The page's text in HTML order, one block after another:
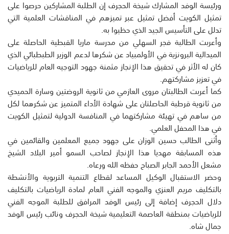
ورئيسة الوفد المشارك شيخة الحجرف إن الطلبة المشاركين حرصوا على
تمثيل الكويت أفضل تمثيل عبر تميزهم في المناقشات العلمية التي
تدلل على التأسيس الجيد الذي حظيوا به.
وأعربت الطالبة فجر السهلي من مدرسة ماريا القبطية الحاصلة على
الميدالية البرونزية في الأولمبياد عن شكرها لدعم الوزير الطبطبائي الذي
كان له الأثر في تحقيق هذا الإنجاز مثمنة جهود التوجيه العام للرياضيات
في تعزيز مشاركتهم.
كما أعربت الطالبتان مروى العازمي من ثانوية الروضتين وسارة الحميدي
من ثانوية قرطبة الحاصلتان على شهادة الأداء المتميز عن شكرهما لكل
من ساهم في تهيئة مشاركتهما في المنافسة الدولية لتمثيل الكويت
في هذا المحفل العلمي.
وأثنى الطالب حسين الوزان على جهود جميع المعلمين والقائمين في
هذه المسابقة مهديا هذا الإنجاز لصاحب السمو أمير البلاد الشيخ
مشعل الأحمد الجابر الصباح حفظه الله ورعاه.
وحضر الاستقبال الوكيل المساعد لقطاع التنمية التربوية والأنشطة
بالتكليف مريم العنزي والموجه الفني العام لمادة الرياضيات بالتكليف
دلال الحجرف إضافة إلى رئيس الوفد المرافق للطلبة الموجه الفني
للرياضيات بمنطقة العاصمة التعليمية شيخة الحجرف ونائب رئيس الوفد
جمال شاه.